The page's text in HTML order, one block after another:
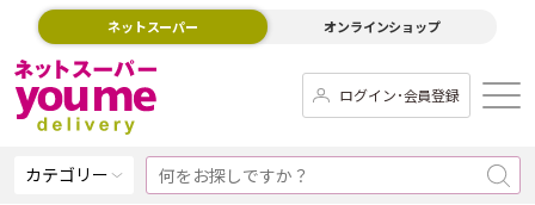
ネットスーパー オンラインショップ
ログイン･会員登録
カテゴリー